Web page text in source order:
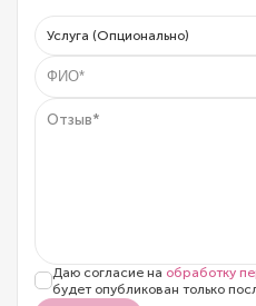
Услуга (Опционально)
Даю согласие на обработку
будет опубликован только